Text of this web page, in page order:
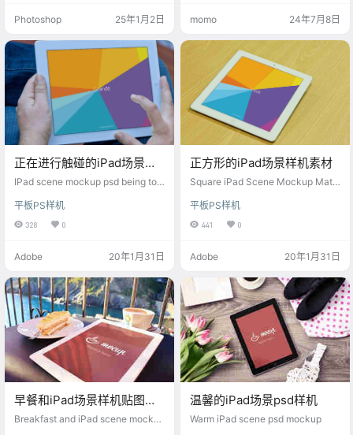
Photoshop 25年1月2日
赏设计融入逼真工业场景中的震撼
momo 24年7月8日
正在进行触碰的iPad场景样
机psd
IPad scene mockup psd being tou
平板PS样机
328 0
Adobe 20年1月31日
正方形的iPad场景样机素材
Square iPad Scene Mockup Mate
平板PS样机
441 0
Adobe 20年1月31日
早餐和iPad场景样机贴图素
材
Breakfast and iPad scene mockup
温馨的iPad场景psd样机
Warm iPad scene psd mockup